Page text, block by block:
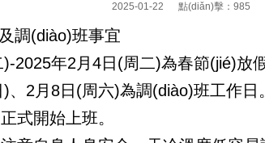
2025-01-22 點(diǎn)擊：985
調(diào)班事宜
2025年2月4日(周二)為春節(jié)放假
、2月8日(周六)為調(diào)班工作日。
式開始上班。